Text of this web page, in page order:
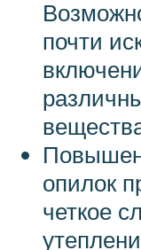
почти
опилок
четкое